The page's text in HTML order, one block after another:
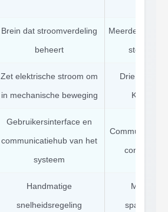
Brein dat stroomverdeling
beheert
Meerdere
Zet elektrische stroom om
in mechanische beweging
Drie dikke
Gebruikersinterface en
communicatiehub van het
systeem
Handmatige
snelheidsregeling
Meestal